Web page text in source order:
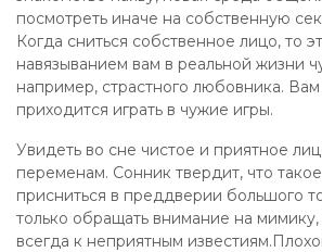
посмотреть иначе на собственную
Когда сниться собственное лицо, то
навязыванием вам в реальной жизни
например, страстного любовника. Вам
приходится играть в чужие игры.
Увидеть во сне чистое и приятное
переменам. Сонник твердит, что
присниться в преддверии большого
только обращать внимание на
всегда к неприятным